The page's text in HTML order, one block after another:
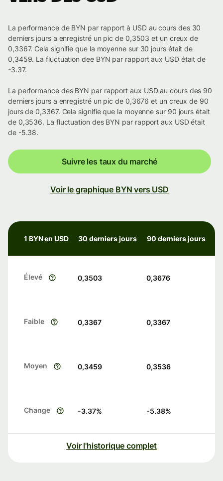
La performance de BYN par rapport à USD au cours des 30
derniers jours a enregistré un pic de 0,3503 et un creux de
0,3367. Cela signifie que la moyenne sur 30 jours était de
0,3459. La fluctuation dee BYN par rapport aux USD était de
-3.37.
La performance des BYN par rapport aux USD au cours des 90
derniers jours a enregistré un pic de 0,3676 et un creux de 90
jours de 0,3367. Cela signifie que la moyenne sur 90 jours était
de 0,3536. La fluctuation des BYN par rapport aux USD était
de -5.38.
Suivre les taux du marché
Voir le graphique BYN vers USD
1 BYN en USD 30 derniers jours 90 derniers jours
Élevé 0,3503 0,3676
Faible 0,3367 0,3367
Moyen 0,3459 0,3536
Change -3.37% -5.38%
Voir l'historique complet